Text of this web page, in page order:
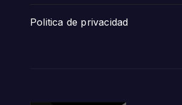
Politica de privacidad